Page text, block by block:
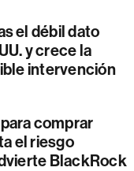
el débil dato
y crece la
intervención
comprar
el riesgo
BlackRock